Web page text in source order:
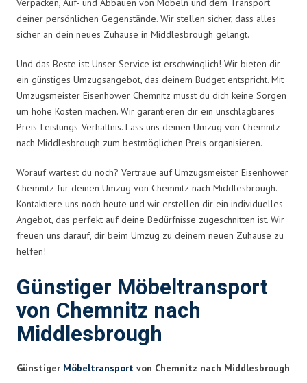
Verpacken, Auf- und Abbauen von Möbeln und dem Transport
deiner persönlichen Gegenstände. Wir stellen sicher, dass alles
sicher an dein neues Zuhause in Middlesbrough gelangt.
Und das Beste ist: Unser Service ist erschwinglich! Wir bieten dir
ein günstiges Umzugsangebot, das deinem Budget entspricht. Mit
Umzugsmeister Eisenhower Chemnitz musst du dich keine Sorgen
um hohe Kosten machen. Wir garantieren dir ein unschlagbares
Preis-Leistungs-Verhältnis. Lass uns deinen Umzug von Chemnitz
nach Middlesbrough zum bestmöglichen Preis organisieren.
Worauf wartest du noch? Vertraue auf Umzugsmeister Eisenhower
Chemnitz für deinen Umzug von Chemnitz nach Middlesbrough.
Kontaktiere uns noch heute und wir erstellen dir ein individuelles
Angebot, das perfekt auf deine Bedürfnisse zugeschnitten ist. Wir
freuen uns darauf, dir beim Umzug zu deinem neuen Zuhause zu
helfen!
Günstiger Möbeltransport
von Chemnitz nach
Middlesbrough
Günstiger Möbeltransport von Chemnitz nach Middlesbrough